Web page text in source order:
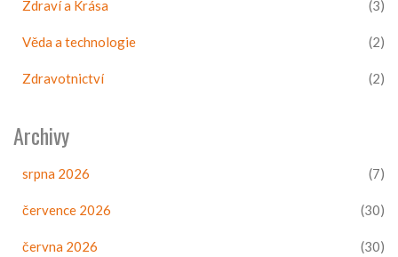
Zdraví a Krása (3)
Věda a technologie (2)
Zdravotnictví (2)
Archivy
srpna 2026 (7)
července 2026 (30)
června 2026 (30)